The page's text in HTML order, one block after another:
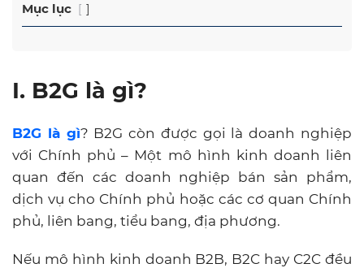
Mục lục
I. B2G là gì?
B2G là gì? B2G còn được gọi là doanh nghiệp
với Chính phủ – Một mô hình kinh doanh liên
quan đến các doanh nghiệp bán sản phẩm,
dịch vụ cho Chính phủ hoặc các cơ quan Chính
phủ, liên bang, tiểu bang, địa phương.
Nếu mô hình kinh doanh B2B, B2C hay C2C đều